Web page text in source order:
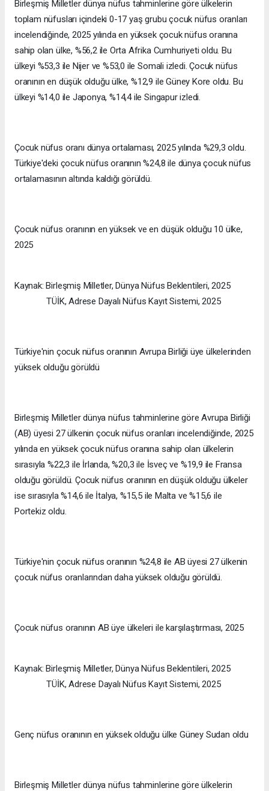
Birleşmiş Milletler dünya nüfus tahminlerine göre ülkelerin
toplam nüfusları içindeki 0-17 yaş grubu çocuk nüfus oranları
incelendiğinde, 2025 yılında en yüksek çocuk nüfus oranına
sahip olan ülke, %56,2 ile Orta Afrika Cumhuriyeti oldu. Bu
ülkeyi %53,3 ile Nijer ve %53,0 ile Somali izledi. Çocuk nüfus
oranının en düşük olduğu ülke, %12,9 ile Güney Kore oldu. Bu
ülkeyi %14,0 ile Japonya, %14,4 ile Singapur izledi.
Çocuk nüfus oranı dünya ortalaması, 2025 yılında %29,3 oldu.
Türkiye'deki çocuk nüfus oranının %24,8 ile dünya çocuk nüfus
ortalamasının altında kaldığı görüldü.
Çocuk nüfus oranının en yüksek ve en düşük olduğu 10 ülke,
2025
Kaynak: Birleşmiş Milletler, Dünya Nüfus Beklentileri, 2025
TÜİK, Adrese Dayalı Nüfus Kayıt Sistemi, 2025
Türkiye'nin çocuk nüfus oranının Avrupa Birliği üye ülkelerinden
yüksek olduğu görüldü
Birleşmiş Milletler dünya nüfus tahminlerine göre Avrupa Birliği
(AB) üyesi 27 ülkenin çocuk nüfus oranları incelendiğinde, 2025
yılında en yüksek çocuk nüfus oranına sahip olan ülkelerin
sırasıyla %22,3 ile İrlanda, %20,3 ile İsveç ve %19,9 ile Fransa
olduğu görüldü. Çocuk nüfus oranının en düşük olduğu ülkeler
ise sırasıyla %14,6 ile İtalya, %15,5 ile Malta ve %15,6 ile
Portekiz oldu.
Türkiye'nin çocuk nüfus oranının %24,8 ile AB üyesi 27 ülkenin
çocuk nüfus oranlarından daha yüksek olduğu görüldü.
Çocuk nüfus oranının AB üye ülkeleri ile karşılaştırması, 2025
Kaynak: Birleşmiş Milletler, Dünya Nüfus Beklentileri, 2025
TÜİK, Adrese Dayalı Nüfus Kayıt Sistemi, 2025
Genç nüfus oranının en yüksek olduğu ülke Güney Sudan oldu
Birleşmiş Milletler dünya nüfus tahminlerine göre ülkelerin